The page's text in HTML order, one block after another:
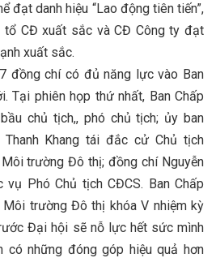
đạt danh hiệu “Lao động tiên tiến”,
tổ CĐ xuất sắc và CĐ Công ty đạt
xuất sắc.
chí có đủ năng lực vào Ban
Tại phiên họp thứ nhất, Ban Chấp
chủ tịch,, phó chủ tịch; ủy ban
Khang tái đắc cử Chủ tịch
trường Đô thị; đồng chí Nguyễn
vụ Phó Chủ tịch CĐCS. Ban Chấp
Môi trường Đô thị khóa V nhiệm kỳ
Đại hội sẽ nỗ lực hết sức mình
có những đóng góp hiệu quả hơn